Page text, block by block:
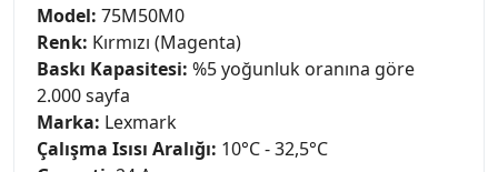
Model: 75M50M0
Renk: Kırmızı (Magenta)
Baskı Kapasitesi: %5 yoğunluk oranına göre
2.000 sayfa
Marka: Lexmark
Çalışma Isısı Aralığı: 10°C - 32,5°C